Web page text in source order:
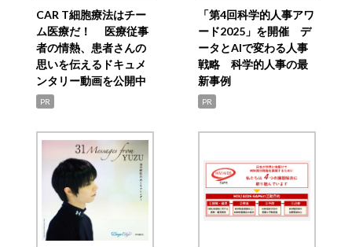
CAR T細胞療法はチー
ム医療だ！ 医療従事
者の情熱、患者さんの
思いを伝えるドキュメ
ンタリー動画を公開中
PR
「第4回科学的人事アワ
ード2025」を開催 デ
ータとAIで変わる人事
戦略 科学的人事の最
新事例
PR